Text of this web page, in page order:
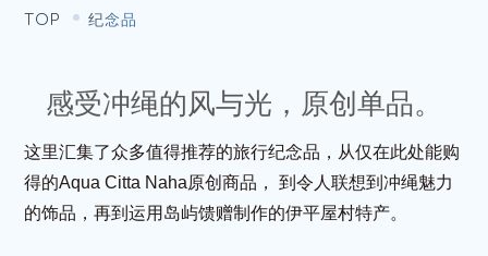
TOP 纪念品
感受冲绳的风与光，原创单品。
这里汇集了众多值得推荐的旅行纪念品，从仅在此处能购
得的Aqua Citta Naha原创商品，
到令人联想到冲绳魅力
的饰品，再到运用岛屿馈赠制作的伊平屋村特产。